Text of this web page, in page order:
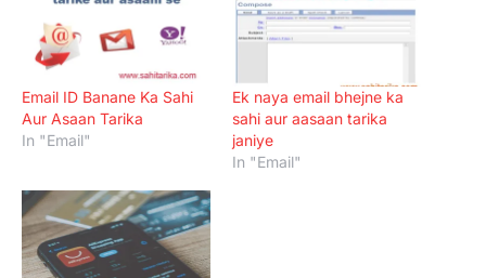
Email ID Banane Ka Sahi
Aur Asaan Tarika
In "Email"
Ek naya email bhejne ka
sahi aur aasaan tarika
janiye
In "Email"